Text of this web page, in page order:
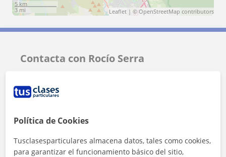
5 km
3 mi
Leaflet | ©OpenStreetMap contributors
Contacta con Rocío Serra
Tarifa
Política de Cookies
Tusclasesparticulares almacena datos, tales como cookies,
para garantizar el funcionamiento básico del sitio,